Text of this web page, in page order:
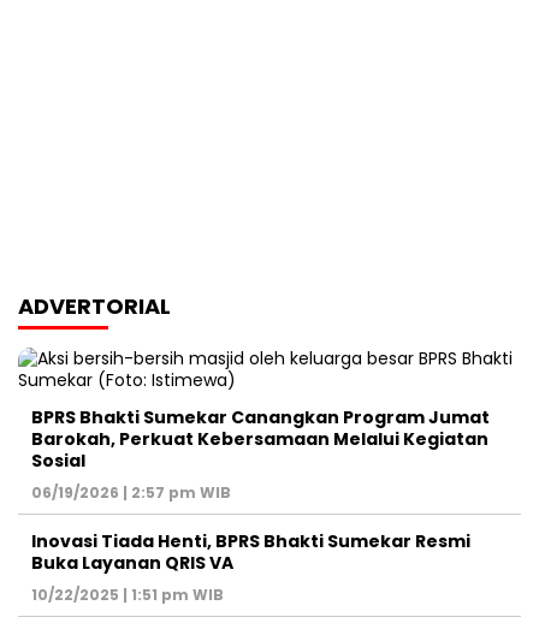
ADVERTORIAL
BPRS Bhakti Sumekar Canangkan Program Jumat
Barokah, Perkuat Kebersamaan Melalui Kegiatan
Sosial
06/19/2026 | 2:57 pm WIB
Inovasi Tiada Henti, BPRS Bhakti Sumekar Resmi
Buka Layanan QRIS VA
10/22/2025 | 1:51 pm WIB